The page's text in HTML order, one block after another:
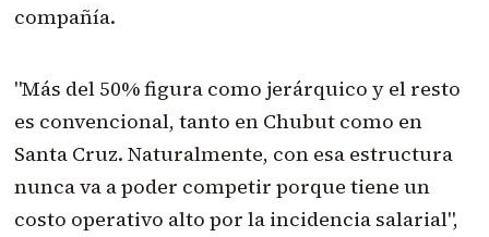
compañía.
"Más del 50% figura como jerárquico y el resto
es convencional, tanto en Chubut como en
Santa Cruz. Naturalmente, con esa estructura
nunca va a poder competir porque tiene un
costo operativo alto por la incidencia salarial",